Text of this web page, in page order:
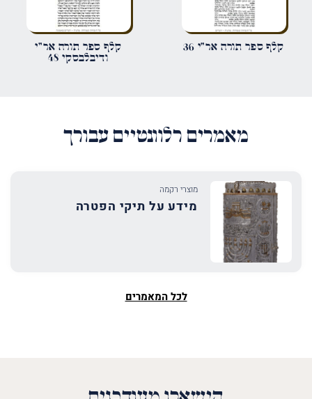
קלף ספר תורה אר"י 36
קלף ספר תורה אר"י
ודיבלבסקי 48
מאמרים רלוונטיים עבורך
מוצרי רקמה
מידע על תיקי הפטרה
לכל המאמרים